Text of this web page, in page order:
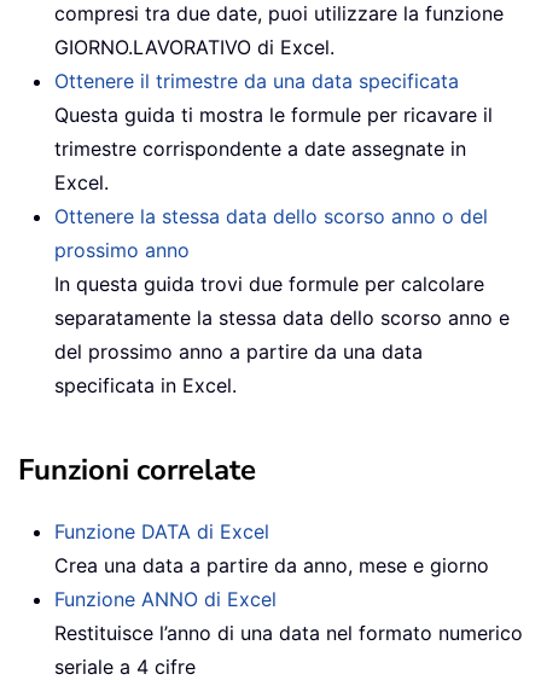
compresi tra due date, puoi utilizzare la funzione
GIORNO.LAVORATIVO di Excel.
Ottenere il trimestre da una data specificata
Questa guida ti mostra le formule per ricavare il
trimestre corrispondente a date assegnate in
Excel.
Ottenere la stessa data dello scorso anno o del
prossimo anno
In questa guida trovi due formule per calcolare
separatamente la stessa data dello scorso anno e
del prossimo anno a partire da una data
specificata in Excel.
Funzioni correlate
Funzione DATA di Excel
Crea una data a partire da anno, mese e giorno
Funzione ANNO di Excel
Restituisce l’anno di una data nel formato numerico
seriale a 4 cifre